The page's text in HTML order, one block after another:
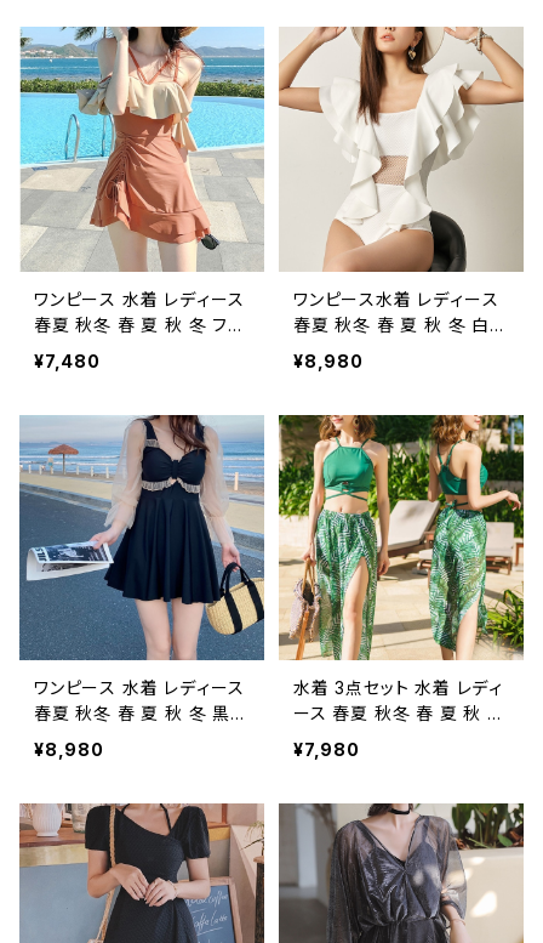
ード 透け防止 アンダー フ
ルバックショーツ 下着 ラン
ジェリー 重ね着 競泳用 ビ
キニ用 ビーチグッズ ブラッ
ク ホワイト ベージュ シンプ
ル 韓国 女性用 婦人用 C-I
SS0007
スウェア 千鳥格子 スイムウ
ェア オールインワン水着 ブ
ラック水着 バンドゥ 水着 バ
イカラー 大きいサイズ 水着
水泳 プール ビーチ 海 アウ
トドア リゾート ダイエット
ブラック トレーニングウェア
スポーツウェア ランニング
ウェア カジュアル OL 20代
30代 40代 50代 K-M0012
ワンピース 水着 レディース
春夏 秋冬 春 夏 秋 冬 フリ
ルワンピース水着 ワンピー
ス水着 キャミソールワンピ
水着 フリル シャギー スイム
ウェア 大きいサイズ 水着
水泳 プール ビーチ 海 アウ
トドア リゾート コーヒー カ
ーキ カジュアル OL 20代
30代 40代 50代 K-M002
4
¥7,480
ワンピース水着 レディース
春夏 秋冬 春 夏 秋 冬 白
カップ付き ワンピース水着
長袖 ワンピ水着 フリルワン
ェア スイムウェア オールイ
ンワン水着 ホワイト水着 バ
ンドゥ 水着 大きいサイズ 水
着 水泳 プール ビーチ 海
アウトドア リゾート ダイエ
ット ホワイト トレーニング
ウェア スポーツウェア ラン
ニングウェア カジュアル OL
20代 30代 40代 50代 K-
M0011
¥8,980
ワンピース 水着 レディース
春夏 秋冬 春 夏 秋 冬 黒
シースルーワンピース水着
ワンピース水着 シースルー
フリル フレアワンピ スイム
ウェア 大きいサイズ 水着
水泳 プール ビーチ 海 アウ
トドア リゾート ブラック カ
ーキ カジュアル OL 20代
¥8,980
水着 3点セット 水着 レディ
ース 春夏 秋冬 春 夏 秋 冬
トップス ショートパンツ パ
レオ ビキニ トップス エスニ
ネスウェア セットアップ ス
イムウェア トップス 大きい
サイズ 水着 水泳 プール ビ
ーチ 海 アウトドア リゾート
ヨガウェア フィットネス ヨ
¥7,980